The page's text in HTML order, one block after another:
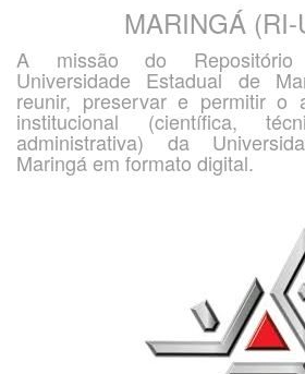
MARINGÁ (RI-
A missão do Repositório
Universidade Estadual de
reunir, preservar e permitir o
institucional (científica,
administrativa) da
Maringá em formato digital.